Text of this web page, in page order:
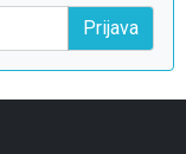
Prijava